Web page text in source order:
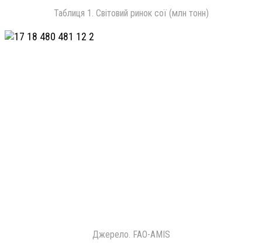
Таблиця 1. Світовий ринок cої (млн тонн)
Джерело. FAO-AMIS